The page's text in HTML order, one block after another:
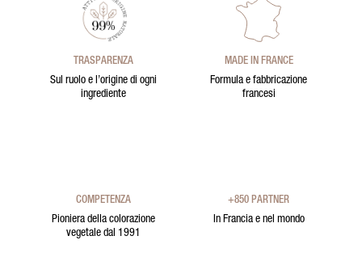
TRASPARENZA
Sul ruolo e l’origine di ogni
ingrediente
MADE IN FRANCE
Formula e fabbricazione
francesi
COMPETENZA
Pioniera della colorazione
vegetale dal 1991
+850 PARTNER
In Francia e nel mondo